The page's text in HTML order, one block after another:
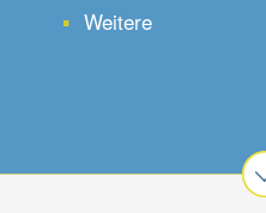
Weitere